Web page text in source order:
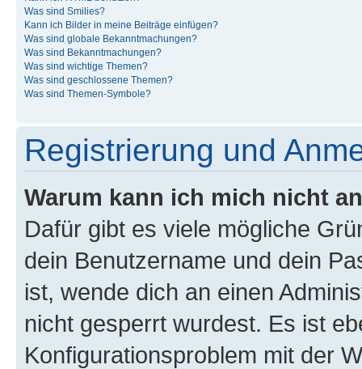
Was sind Smilies?
Kann ich Bilder in meine Beiträge einfügen?
Was sind globale Bekanntmachungen?
Was sind Bekanntmachungen?
Was sind wichtige Themen?
Was sind geschlossene Themen?
Was sind Themen-Symbole?
Registrierung und
Warum kann ich mich nicht
Dafür gibt es viele mögliche
dein Benutzername und dein
ist, wende dich an einen
nicht gesperrt wurdest. Es ist
Konfigurationsproblem mit der